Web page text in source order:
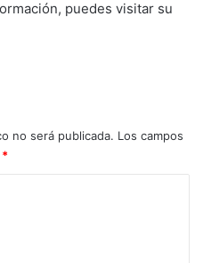
puedes visitar su
no será publicada. Los campos
*